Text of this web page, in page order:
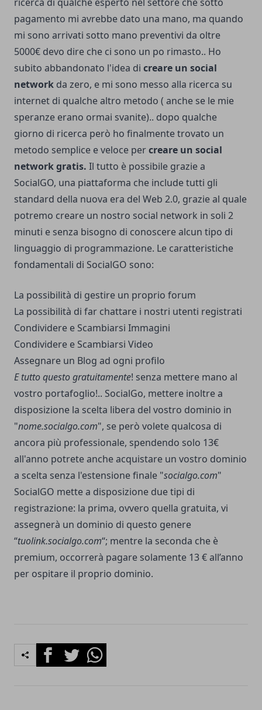
pagamento mi avrebbe dato una mano, ma quando
mi sono arrivati sotto mano preventivi da oltre
5000€ devo dire che ci sono un po rimasto.. Ho
subito abbandonato l'idea di creare un social
network da zero, e mi sono messo alla ricerca su
internet di qualche altro metodo ( anche se le mie
speranze erano ormai svanite).. dopo qualche
giorno di ricerca però ho finalmente trovato un
metodo semplice e veloce percreare un social
network gratis. Il tutto è possibile grazie a
SocialGO, una piattaforma che include tutti gli
standard della nuova era del Web 2.0, grazie al quale
potremo creare un nostro social network in soli 2
minuti e senza bisogno di conoscere alcun tipo di
linguaggio di programmazione. Le caratteristiche
fondamentali di SocialGO sono:
La possibilità di gestire un proprio forum
La possibilità di far chattare i nostri utenti registrati
Condividere e Scambiarsi Immagini
Condividere e Scambiarsi Video
Assegnare un Blog ad ogni profilo
E tutto questo gratuitamente! senza mettere mano al
vostro portafoglio!.. SocialGo, mettere inoltre a
disposizione la scelta libera del vostro dominio in
"nome.socialgo.com", se però volete qualcosa di
ancora più professionale, spendendo solo 13€
all'anno potrete anche acquistare un vostro dominio
a scelta senza l'estensione finale "socialgo.com"
SocialGO mette a disposizione due tipi di
registrazione: la prima, ovvero quella gratuita, vi
assegnerà un dominio di questo genere
“tuolink.socialgo.com“; mentre la seconda che è
premium, occorrerà pagare solamente 13 € all’anno
per ospitare il proprio dominio.
FacebookTwitterWhatsapp